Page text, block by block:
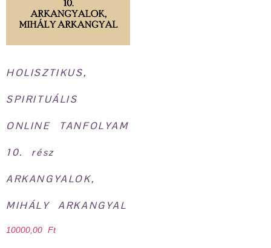
HOLISZTIKUS,
SPIRITUÁLIS
ONLINE TANFOLYAM
10. rész
ARKANGYALOK,
MIHÁLY ARKANGYAL
10000,00 Ft